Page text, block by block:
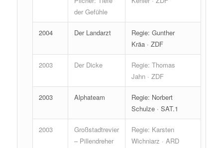
der Gefühle
2004 Der Landarzt
Regie: Gunther
Kräa · ZDF
2003 Der Dicke
Regie: Thomas
Jahn · ZDF
2003 Alphateam
Regie: Norbert
Schulze · SAT.1
2003
Großstadtrevier
– Pillendreher
Regie: Karsten
Wichniarz · ARD